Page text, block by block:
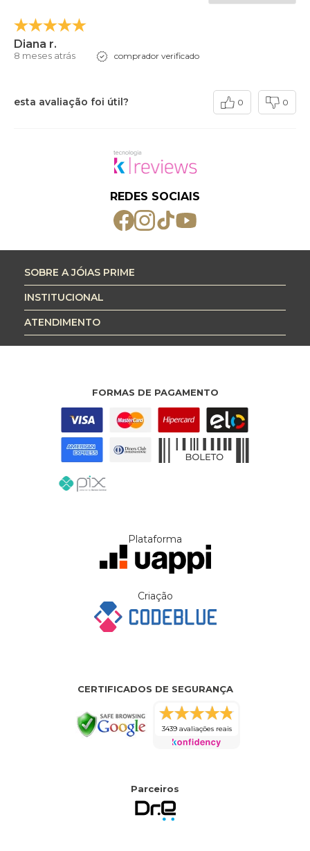
Diana r.
8 meses atrás comprador verificado
esta avaliação foi útil? 0 0
REDES SOCIAIS
SOBRE A JÓIAS PRIME
INSTITUCIONAL
ATENDIMENTO
FORMAS DE PAGAMENTO
Plataforma
Criação
CERTIFICADOS DE SEGURANÇA
3439 avaliações reais
Parceiros